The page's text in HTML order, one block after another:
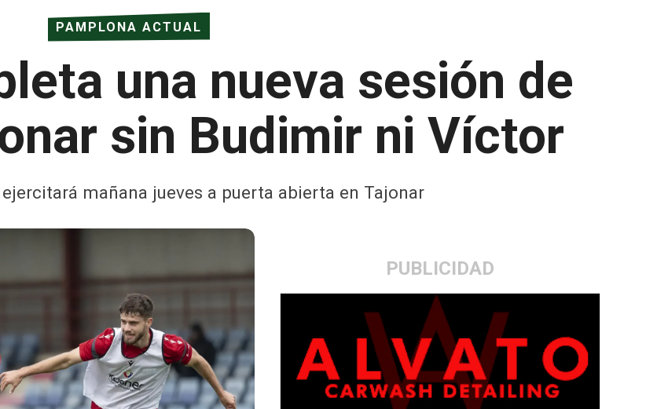
PAMPLONA ACTUAL
una nueva sesión de
sin Budimir ni Víctor
mañana jueves a puerta abierta en Tajonar
PUBLICIDAD